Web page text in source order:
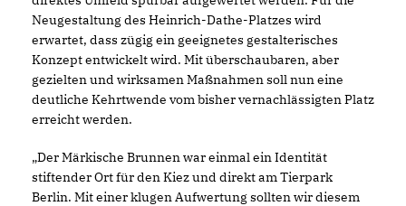
Neugestaltung des Heinrich-Dathe-Platzes wird
erwartet, dass zügig ein geeignetes gestalterisches
Konzept entwickelt wird. Mit überschaubaren, aber
gezielten und wirksamen Maßnahmen soll nun eine
deutliche Kehrtwende vom bisher vernachlässigten Platz
erreicht werden.
Der Märkische Brunnen war einmal ein Identität
stiftender Ort für den Kiez und direkt am Tierpark
Berlin. Mit einer klugen Aufwertung sollten wir diesem